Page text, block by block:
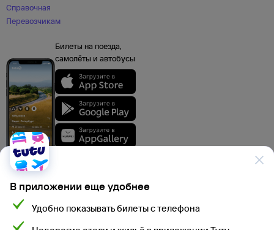
В приложении еще удобнее
Удобно показывать билеты с телефона
Справочная
Перевозчикам
Билеты на поезда,
самолёты и автобусы
Данные, используемые на сайте Туту.ру, включая стоимость электронных